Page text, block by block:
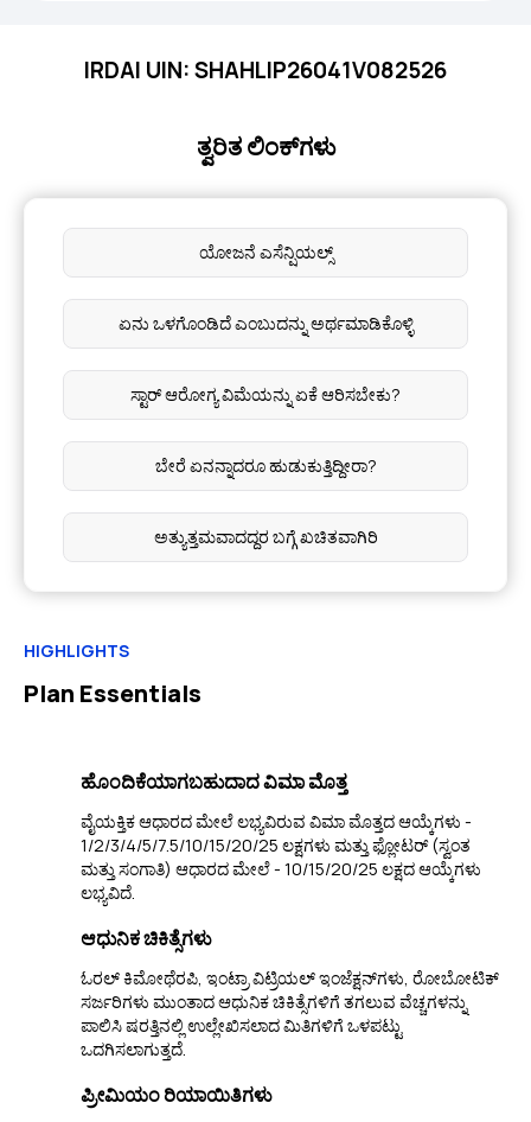
IRDAI UIN: SHAHLIP26041V082526
ತ್ವರಿತ ಲಿಂಕ್‌ಗಳು
ಯೋಜನೆ ಎಸೆನ್ಷಿಯಲ್ಸ್
ಏನು ಒಳಗೊಂಡಿದೆ ಎಂಬುದನ್ನು ಅರ್ಥಮಾಡಿಕೊಳ್ಳಿ
ಸ್ಟಾರ್ ಆರೋಗ್ಯ ವಿಮೆಯನ್ನು ಏಕೆ ಆರಿಸಬೇಕು?
ಬೇರೆ ಏನನ್ನಾದರೂ ಹುಡುಕುತ್ತಿದ್ದೀರಾ?
ಅತ್ಯುತ್ತಮವಾದದ್ದರ ಬಗ್ಗೆ ಖಚಿತವಾಗಿರಿ
HIGHLIGHTS
Plan Essentials
ಹೊಂದಿಕೆಯಾಗಬಹುದಾದ ವಿಮಾ ಮೊತ್ತ
ವೈಯಕ್ತಿಕ ಆಧಾರದ ಮೇಲೆ ಲಭ್ಯವಿರುವ ವಿಮಾ ಮೊತ್ತದ ಆಯ್ಕೆಗಳು -
1/2/3/4/5/7.5/10/15/20/25 ಲಕ್ಷಗಳು ಮತ್ತು ಫ್ಲೋಟರ್ (ಸ್ವಂತ
ಮತ್ತು ಸಂಗಾತಿ) ಆಧಾರದ ಮೇಲೆ - 10/15/20/25 ಲಕ್ಷದ ಆಯ್ಕೆಗಳು
ಲಭ್ಯವಿದೆ.
ಆಧುನಿಕ ಚಿಕಿತ್ಸೆಗಳು
ಓರಲ್ ಕಿಮೋಥೆರಪಿ, ಇಂಟ್ರಾ ವಿಟ್ರಿಯಲ್ ಇಂಜೆಕ್ಷನ್‌ಗಳು, ರೋಬೋಟಿಕ್
ಸರ್ಜರಿಗಳು ಮುಂತಾದ ಆಧುನಿಕ ಚಿಕಿತ್ಸೆಗಳಿಗೆ ತಗಲುವ ವೆಚ್ಚಗಳನ್ನು
ಪಾಲಿಸಿ ಷರತ್ತಿನಲ್ಲಿ ಉಲ್ಲೇಖಿಸಲಾದ ಮಿತಿಗಳಿಗೆ ಒಳಪಟ್ಟು
ಒದಗಿಸಲಾಗುತ್ತದೆ.
ಪ್ರೀಮಿಯಂ ರಿಯಾಯಿತಿಗಳು